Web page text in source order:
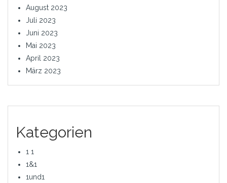
August 2023
Juli 2023
Juni 2023
Mai 2023
April 2023
März 2023
Kategorien
1 1
1&1
1und1